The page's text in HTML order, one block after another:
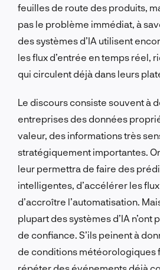
feuilles de route des produits,
pas le problème immédiat, à
des systèmes d’IA utilisent
les flux d’entrée en temps réel,
qui circulent déjà dans leurs
Le discours consiste souvent à
entreprises des données
valeur, des informations très
stratégiquement importantes.
leur permettra de faire des
intelligentes, d’accélérer les
d’accroître l’automatisation.
plupart des systèmes d’IA n’ont
de confiance. S’ils peinent à
de conditions météorologiques
répéter des événements déjà